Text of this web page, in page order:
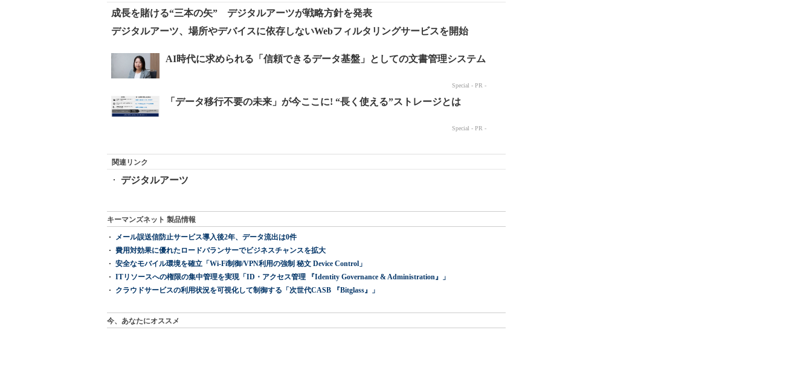
成長を賭ける“三本の矢” デジタルアーツが戦略方針を発表
デジタルアーツ、場所やデバイスに依存しないWebフィルタリングサービスを開始
関連リンク
デジタルアーツ
キーマンズネット 製品情報
メール誤送信防止サービス導入後2年、データ流出は0件
費用対効果に優れたロードバランサーでビジネスチャンスを拡大
安全なモバイル環境を確立「Wi-Fi制御/VPN利用の強制 秘文 Device Control」
ITリソースへの権限の集中管理を実現「ID・アクセス管理 『Identity Governance & Administration』」
クラウドサービスの利用状況を可視化して制御する「次世代CASB 『Bitglass』」
今、あなたにオススメ